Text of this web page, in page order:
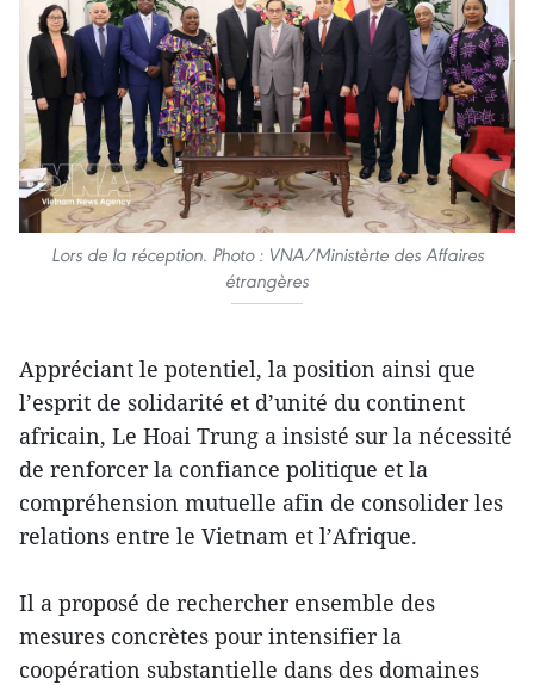
Lors de la réception. Photo : VNA/Ministèrte des Affaires
étrangères
Appréciant le potentiel, la position ainsi que
l’esprit de solidarité et d’unité du continent
africain, Le Hoai Trung a insisté sur la nécessité
de renforcer la confiance politique et la
compréhension mutuelle afin de consolider les
relations entre le Vietnam et l’Afrique.
Il a proposé de rechercher ensemble des
mesures concrètes pour intensifier la
coopération substantielle dans des domaines